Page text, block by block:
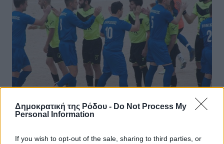
Δημοκρατική της Ρόδου - Do Not Process My
Personal Information
If you wish to opt-out of the sale, sharing to third parties, or
Γ’ Κατηγορία: Συνέχισαν με νίκες οι